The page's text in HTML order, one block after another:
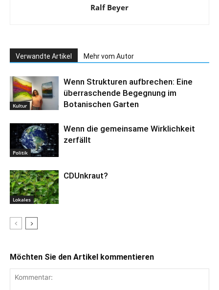
Ralf Beyer
Verwandte Artikel Mehr vom Autor
Kultur
Wenn Strukturen aufbrechen: Eine
überraschende Begegnung im
Botanischen Garten
Politik
Wenn die gemeinsame Wirklichkeit
zerfällt
Lokales
CDUnkraut?
Möchten Sie den Artikel kommentieren